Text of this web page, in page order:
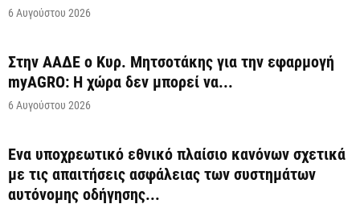
6 Αυγούστου 2026
Στην ΑΑΔΕ ο Κυρ. Μητσοτάκης για την εφαρμογή
myAGRO: Η χώρα δεν μπορεί να...
6 Αυγούστου 2026
Ένα υποχρεωτικό εθνικό πλαίσιο κανόνων σχετικά
με τις απαιτήσεις ασφάλειας των συστημάτων
αυτόνομης οδήγησης...